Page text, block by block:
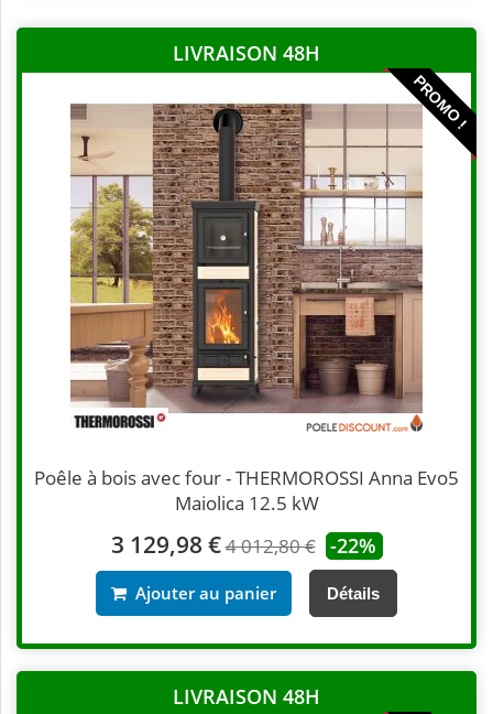
LIVRAISON 48H
PROMO !
Poêle à bois avec four - THERMOROSSI Anna Evo5
Maiolica 12.5 kW
3 129,98 €4 012,80 € -22%
Ajouter au panier Détails
LIVRAISON 48H